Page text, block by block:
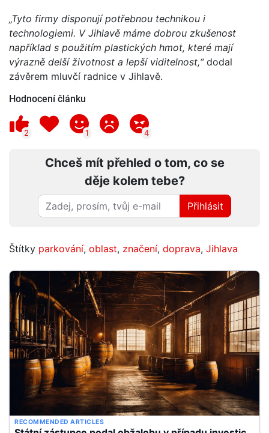
„Tyto firmy disponují potřebnou technikou i
technologiemi. V Jihlavě máme dobrou zkušenost
například s použitím plastických hmot, které mají
výrazně delší životnost a lepší viditelnost,“dodal
závěrem mluvčí radnice v Jihlavě.
Hodnocení článku
2 1 4
Chceš mít přehled o tom, co se
děje kolem tebe?
Přihlásit
Štítky parkování, oblast, značení, doprava, Jihlava